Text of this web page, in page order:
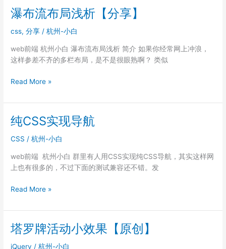
单
常
用
函
数
合
107
个
【分
瀑布流布局浅析【分享】
css,分享 /杭州-小白
web前端 杭州小白 瀑布流布局浅析 简介 如果你经常网上冲浪，
这样参差不齐的多栏布局，是不是很眼熟啊？ 类似
瀑
流
布
局
浅
【分
享】
Read More »
纯CSS实现导航
CSS /杭州-小白
web前端 杭州小白 群里有人用CSS实现纯CSS导航，其实这样网
上也有很多的，不过下面的测试兼容还不错。发
纯
实
现
导
航
Read More »
塔罗牌活动小效果【原创】
jQuery /杭州-小白